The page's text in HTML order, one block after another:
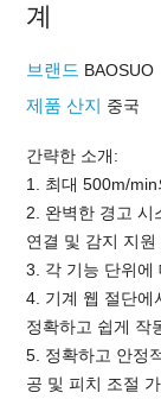
계
브랜드 BAOSUO
제품 산지 중국
간략한 소개:
1. 최대 500m/
2. 완벽한 경고 시
연결 및 감지 지원
3. 각 기능 단위에
4. 기계 웹 절단에
정확하고 쉽게 작
5. 정확하고 안정
공 및 피치 조절